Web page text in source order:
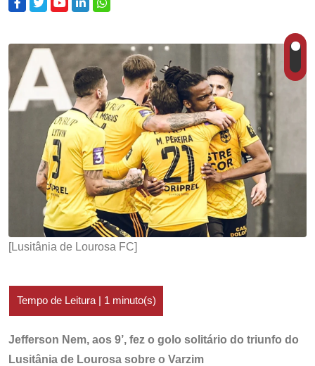
[Lusitânia de Lourosa FC]
Jefferson Nem, aos 9’, fez o golo solitário do triunfo do
Lusitânia de Lourosa sobre o Varzim